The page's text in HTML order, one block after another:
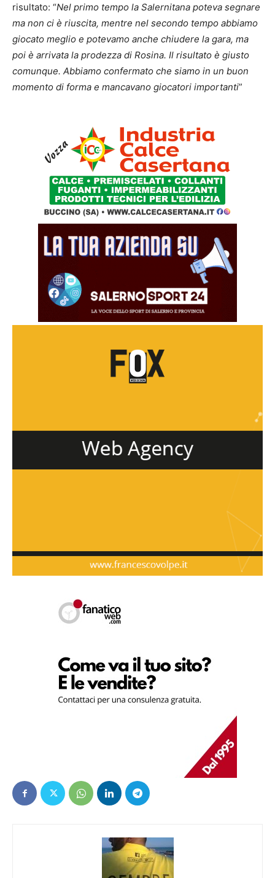
risultato: “Nel primo tempo la Salernitana poteva segnare
ma non ci è riuscita, mentre nel secondo tempo abbiamo
giocato meglio e potevamo anche chiudere la gara, ma
poi è arrivata la prodezza di Rosina. Il risultato è giusto
comunque. Abbiamo confermato che siamo in un buon
momento di forma e mancavano giocatori importanti”